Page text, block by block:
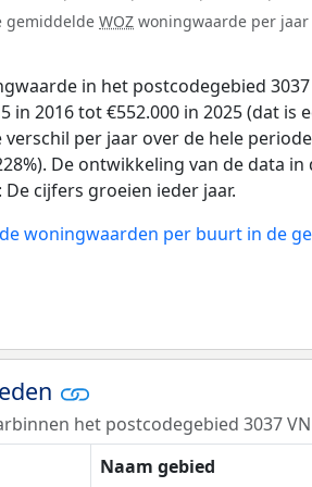
gemiddelde WOZ woningwaarde per
in het postcodegebied
in 2016 tot €552.000 in 2025 (dat is
verschil per jaar over de hele
De ontwikkeling van de data
cijfers groeien ieder jaar.
woningwaarden per buurt in de
het postcodegebied 3037
Naam gebied